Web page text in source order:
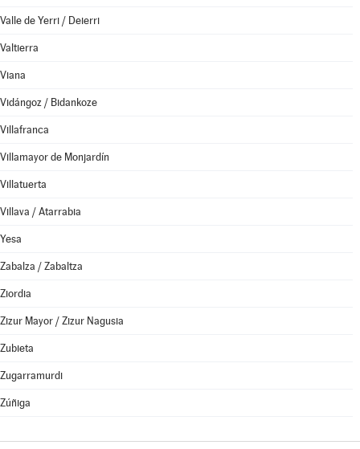
Valle de Yerri / Deierri
Valtierra
Viana
Vidángoz / Bidankoze
Villafranca
Villamayor de Monjardín
Villatuerta
Villava / Atarrabia
Yesa
Zabalza / Zabaltza
Ziordia
Zizur Mayor / Zizur Nagusia
Zubieta
Zugarramurdi
Zúñiga